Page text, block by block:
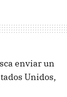
enviar un
Unidos,